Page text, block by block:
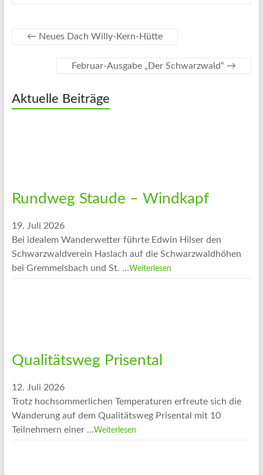
← Neues Dach Willy-Kern-Hütte
Februar-Ausgabe „Der Schwarzwald“ →
Aktuelle Beiträge
Rundweg Staude – Windkapf
19. Juli 2026
Bei idealem Wanderwetter führte Edwin Hilser den
Schwarzwaldverein Haslach auf die Schwarzwaldhöhen
bei Gremmelsbach und St. …Weiterlesen
Qualitätsweg Prisental
12. Juli 2026
Trotz hochsommerlichen Temperaturen erfreute sich die
Wanderung auf dem Qualitätsweg Prisental mit 10
Teilnehmern einer …Weiterlesen